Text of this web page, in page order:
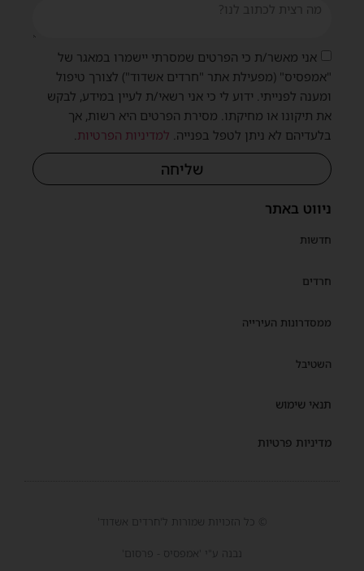
ניווט באתר
חדשות
חרדים
ממסדרונות העירייה
השטיבל
תנאי שימוש
מדיניות פרטיות
אני מאשר/ת כי הפרטים שמסרתי יישמרו במאגר של
"אמפסיס" (מפעילת אתר "חרדים אשדוד") לצורך טיפול
ומענה לפנייתי. ידוע לי כי אני רשאי/ת לעיין במידע, לבקש
את תיקונו או מחיקתו. מסירת הפרטים היא רשות, אך
בלעדיהם לא ניתן לטפל בפנייה. למדיניות הפרטיות.
שליחה
© כל הזכויות שמורות ל'חרדים אשדוד'
נבנה ע"י 'אמפסיס - פרסום'